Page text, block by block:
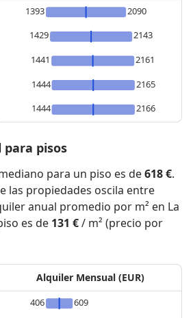
1393
2090
1429
2143
1441
2161
1444
2165
1444
2166
pisos
para un piso es de618 €.
las propiedades oscila entre
anual promedio por m² en La
es de 131 €/ m² (precio por
Alquiler Mensual (EUR)
406
609